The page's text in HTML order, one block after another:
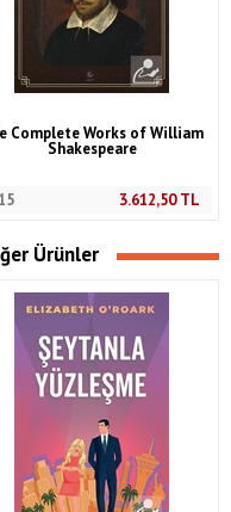
Complete Works of William
Shakespeare
3.612,50TL
Ürünler